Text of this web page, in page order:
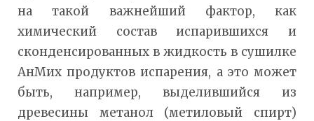
на такой важнейший фактор, как
химический состав испарившихся и
сконденсированных в жидкость в сушилке
АнМих продуктов испарения, а это может
быть, например, выделившийся из
древесины метанол (метиловый спирт)